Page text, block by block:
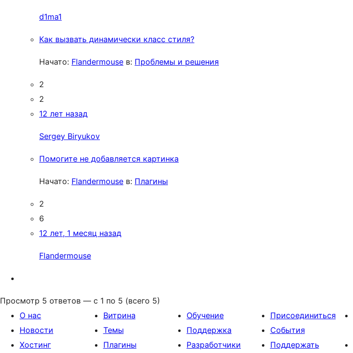
d1ma1
Как вызвать динамически класс стиля?
Начато: Flandermouse в: Проблемы и решения
2
2
12 лет назад
Sergey Biryukov
Помогите не добавляется картинка
Начато: Flandermouse в: Плагины
2
6
12 лет, 1 месяц назад
Flandermouse
Просмотр 5 ответов — с 1 по 5 (всего 5)
О нас
Новости
Хостинг
Витрина
Темы
Плагины
Обучение
Поддержка
Разработчики
Присоединиться
События
Поддержать